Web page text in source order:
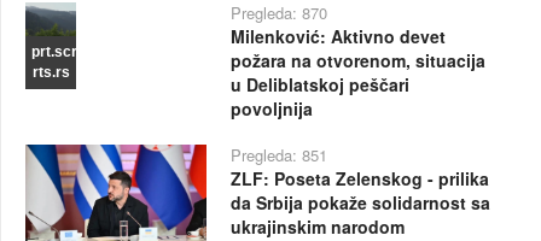
prt.scr
rts.rs
Pregleda: 870
Milenković: Aktivno devet
požara na otvorenom, situacija
u Deliblatskoj peščari
povoljnija
Pregleda: 851
ZLF: Poseta Zelenskog - prilika
da Srbija pokaže solidarnost sa
ukrajinskim narodom